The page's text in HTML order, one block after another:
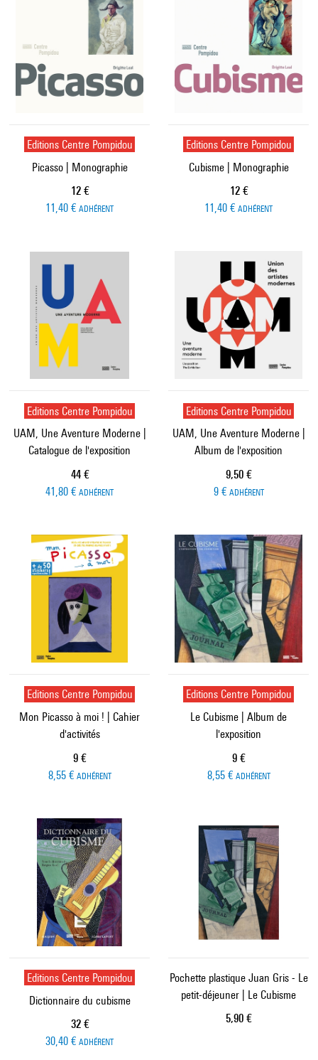
Editions Centre Pompidou
Picasso | Monographie
Prix ​​actuel
12 €
11,40 € ADHÉRENT
Editions Centre Pompidou
Cubisme | Monographie
Prix ​​actuel
12 €
11,40 € ADHÉRENT
Editions Centre Pompidou
UAM, Une Aventure Moderne |
Catalogue de l'exposition
Prix ​​actuel
44 €
41,80 € ADHÉRENT
Editions Centre Pompidou
UAM, Une Aventure Moderne |
Album de l'exposition
Prix ​​actuel
9,50 €
9 € ADHÉRENT
Editions Centre Pompidou
Mon Picasso à moi ! | Cahier
d'activités
Prix ​​actuel
9 €
8,55 € ADHÉRENT
Editions Centre Pompidou
Le Cubisme | Album de
l'exposition
Prix ​​actuel
9 €
8,55 € ADHÉRENT
Editions Centre Pompidou
Dictionnaire du cubisme
Prix ​​actuel
32 €
30,40 € ADHÉRENT
Pochette plastique Juan Gris - Le
petit-déjeuner | Le Cubisme
Prix ​​actuel
5,90 €